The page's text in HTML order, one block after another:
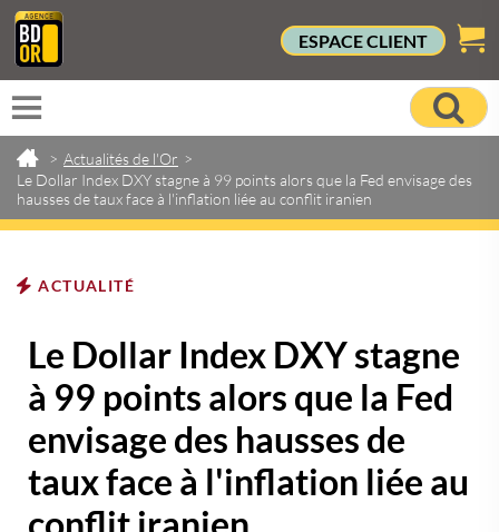
ESPACE CLIENT
> Actualités de l'Or >
Le Dollar Index DXY stagne à 99 points alors que la Fed envisage des
hausses de taux face à l'inflation liée au conflit iranien
ACTUALITÉ
Le Dollar Index DXY stagne
à 99 points alors que la Fed
envisage des hausses de
taux face à l'inflation liée au